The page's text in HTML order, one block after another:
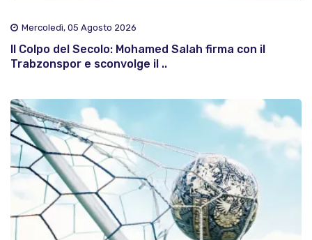
Mercoledì, 05 Agosto 2026
Il Colpo del Secolo: Mohamed Salah firma con il
Trabzonspor e sconvolge il ..